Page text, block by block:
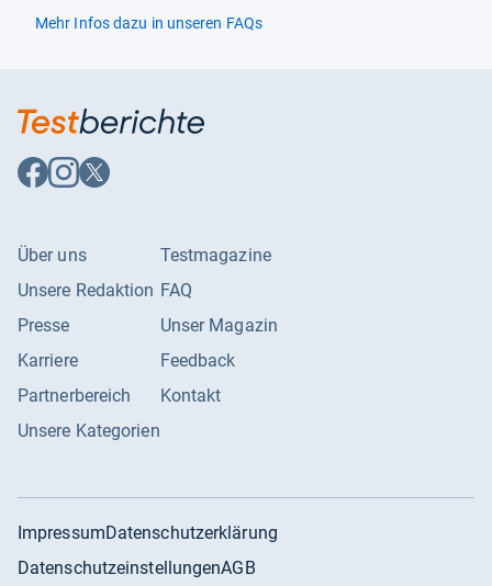
Mehr Infos dazu in unseren FAQs
Auf
Facebook
Auf
Instagram
Auf
X
Über uns
Unsere Redaktion
Presse
Karriere
Partnerbereich
Unsere Kategorien
Testmagazine
FAQ
Unser Magazin
Feedback
Kontakt
ImpressumDatenschutzerklärung
DatenschutzeinstellungenAGB